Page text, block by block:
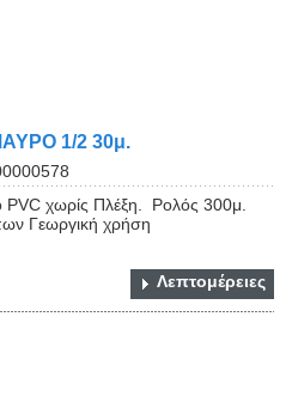
1/2 30μ.
χωρίς Πλέξη. Ρολός 300μ.
Γεωργική χρήση
Λεπτομέρειες